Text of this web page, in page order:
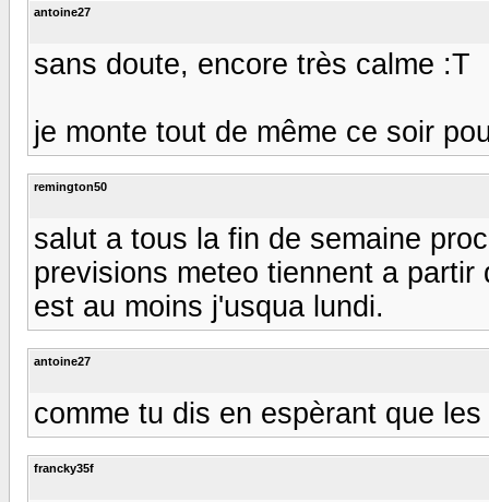
antoine27
sans doute, encore très calme :T
je monte tout de même ce soir
remington50
salut a tous la fin de semaine
previsions meteo tiennent a
est au moins j'usqua lundi.
antoine27
comme tu dis en espèrant que
francky35f